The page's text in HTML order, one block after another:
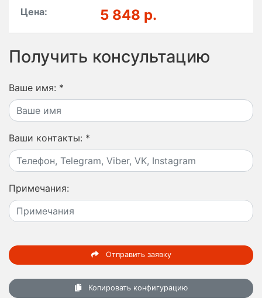
Цена: 5 848 р.
Получить консультацию
Ваше имя: *
Ваши контакты: *
Примечания:
Отправить заявку
Копировать конфигурацию